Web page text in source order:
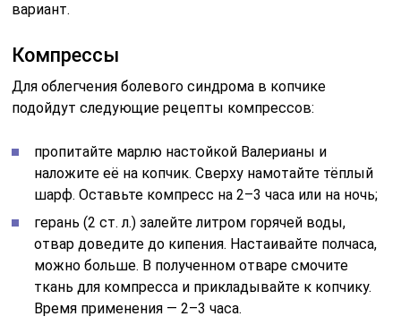
вариант.
Компрессы
Для облегчения болевого синдрома в копчике
подойдут следующие рецепты компрессов:
пропитайте марлю настойкой Валерианы и
наложите её на копчик. Сверху намотайте тёплый
шарф. Оставьте компресс на 2–3 часа или на ночь;
герань (2 ст. л.) залейте литром горячей воды,
отвар доведите до кипения. Настаивайте полчаса,
можно больше. В полученном отваре смочите
ткань для компресса и прикладывайте к копчику.
Время применения — 2–3 часа.